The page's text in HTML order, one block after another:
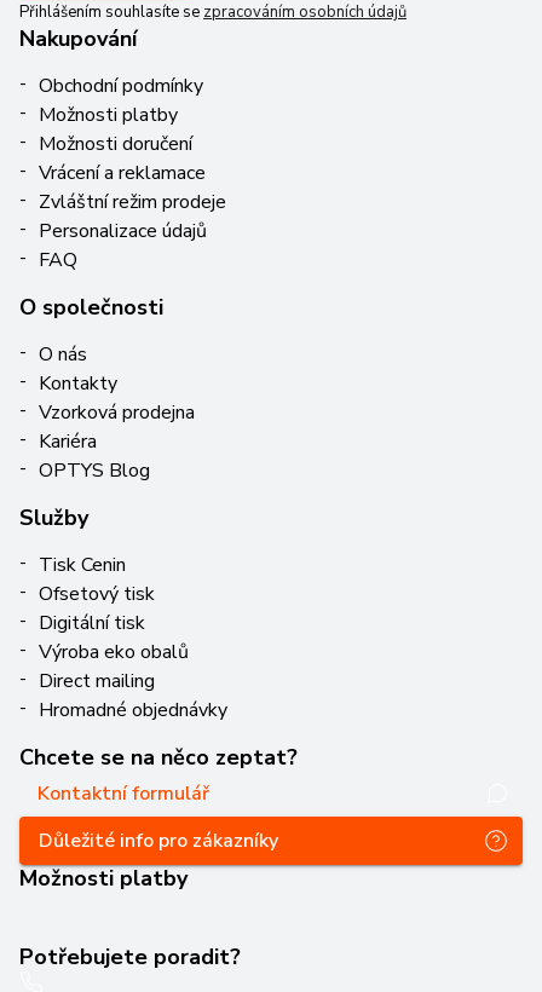
Přihlášením souhlasíte se zpracováním osobních údajů
Nakupování
Obchodní podmínky
Možnosti platby
Možnosti doručení
Vrácení a reklamace
Zvláštní režim prodeje
Personalizace údajů
FAQ
O společnosti
O nás
Kontakty
Vzorková prodejna
Kariéra
OPTYS Blog
Služby
Tisk Cenin
Ofsetový tisk
Digitální tisk
Výroba eko obalů
Direct mailing
Hromadné objednávky
Chcete se na něco zeptat?
Kontaktní formulář
Důležité info pro zákazníky
Možnosti platby
Potřebujete poradit?